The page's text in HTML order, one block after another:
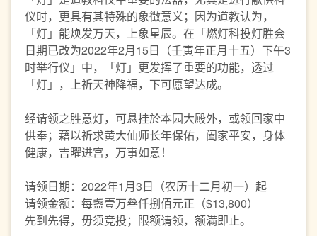
仪时，更具有其特殊的象徴意义；因为道教认为，
「灯」能焕发万天，上象星辰。在「燃灯科投灯胜会
日期已改为2022年2月15日（壬寅年正月十五）下午3
时举行仪」中，「灯」更发挥了重要的功能，透过
「灯」，上祈天神降福，下可愿望达成。
经请领之胜意灯，可悬挂於本园大殿外，或领回家中
供奉；藉以祈求黄大仙师长年保佑，阖家平安，身体
健康，吉曜进宫，万事如意！
请领日期：2022年1月3日（农历十二月初一）起
请领金额：每盏壹万叄仟捌佰元正（$13,800）
先到先得，毋须竞投；限额请领，额满即止。